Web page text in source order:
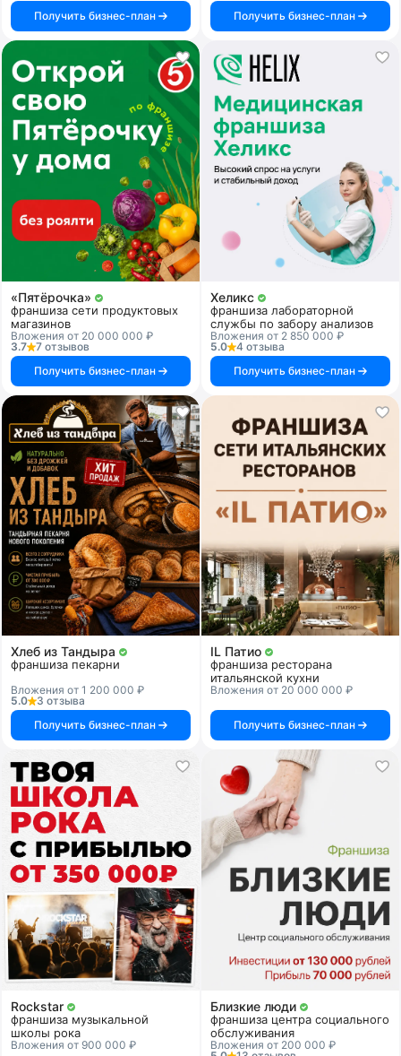
Получить бизнес-план
Получить бизнес-план
«Пятёрочка»
франшиза сети продуктовых
магазинов
Вложения от 20 000 000 ₽
3.7
7 отзывов
Получить бизнес-план
Хеликс
франшиза лабораторной
службы по забору анализов
Вложения от 2 850 000 ₽
5.0
4 отзыва
Получить бизнес-план
Хлеб из Тандыра
франшиза пекарни
Вложения от 1 200 000 ₽
5.0
3 отзыва
Получить бизнес-план
IL Патио
франшиза ресторана
итальянской кухни
Вложения от 20 000 000 ₽
Получить бизнес-план
Rockstar
франшиза музыкальной
школы рока
Вложения от 900 000 ₽
Близкие люди
франшиза центра социального
обслуживания
Вложения от 200 000 ₽